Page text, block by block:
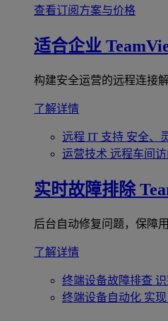
查看订阅方案与价格
适合企业
构建安全运营的远程连接解
了解详情
远程 IT 支持 安全、
运营技术 远程车间访
实时故障排除
后台自动修复问题，保障用
了解详情
终端设备故障排查
终端设备自动化 实